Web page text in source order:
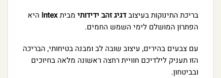
בריכת התינוקות בעיצובדגיג זהב ידידותי מביתIntex היא
הפתרון המושלם לימי השמש החמים.
עם צבעים בהירים, עיצוב שובה לב ומבנה בטיחותי, הבריכה
הזו תעניק לילדיכם חוויית רחצה ראשונה מלאה בחיוכים
ובביטחון.